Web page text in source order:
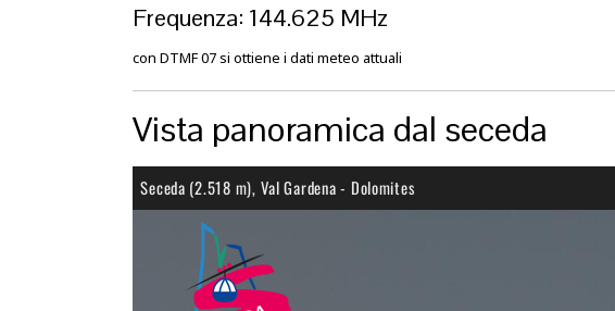
Frequenza: 144.625 MHz
con DTMF 07 si ottiene i dati meteo attuali
Vista panoramica dal seceda